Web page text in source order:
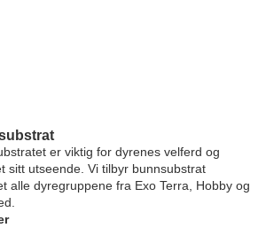
er viktig for dyrenes velferd og
sitt utseende. Vi tilbyr bunnsubstrat
alle dyregruppene fra Exo Terra, Hobby og